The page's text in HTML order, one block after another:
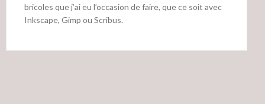
bricoles que j’ai eu l’occasion de faire, que ce soit avec
Inkscape, Gimp ou Scribus.